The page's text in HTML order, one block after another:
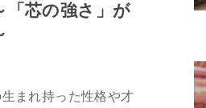
芯の強さ」が
まれ持った性格や才